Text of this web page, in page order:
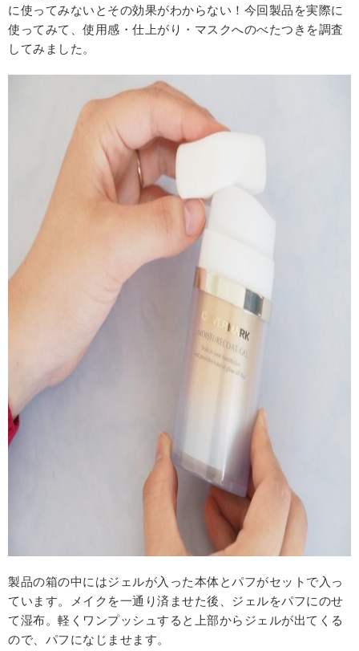
に使ってみないとその効果がわからない！今回製品を実際に
使ってみて、使用感・仕上がり・マスクへのべたつきを調査
してみました。
製品の箱の中にはジェルが入った本体とパフがセットで入っ
ています。メイクを一通り済ませた後、ジェルをパフにのせ
て湿布。軽くワンプッシュすると上部からジェルが出てくる
ので、パフになじませます。